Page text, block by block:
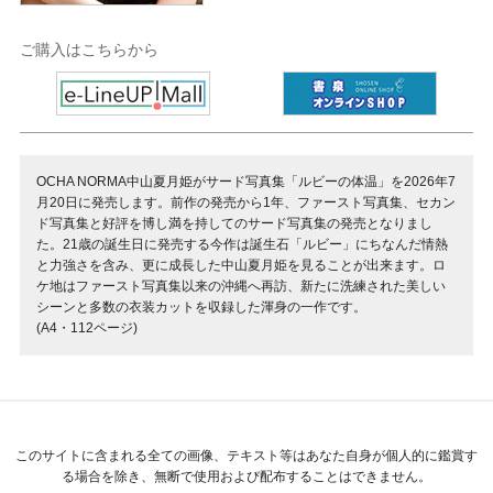
ご購入はこちらから
OCHA NORMA中山夏月姫がサード写真集「ルビーの体温」を2026年7
月20日に発売します。前作の発売から1年、ファースト写真集、セカン
ド写真集と好評を博し満を持してのサード写真集の発売となりまし
た。21歳の誕生日に発売する今作は誕生石「ルビー」にちなんだ情熱
と力強さを含み、更に成長した中山夏月姫を見ることが出来ます。ロ
ケ地はファースト写真集以来の沖縄へ再訪、新たに洗練された美しい
シーンと多数の衣装カットを収録した渾身の一作です。
(A4・112ページ)
このサイトに含まれる全ての画像、テキスト等はあなた自身が個人的に鑑賞す
る場合を除き、無断で使用および配布することはできません。